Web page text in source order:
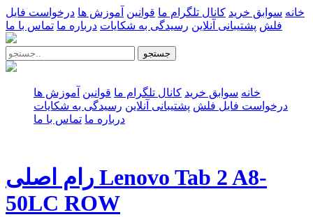
خانه سوابق خرید کانال تلگرام ما قوانین آموزش ها درخواست فایل
فلش پشتیبانی آنلاین رسیدگی به شکایات درباره ما تماس با ما
جستجو
خانه سوابق خرید کانال تلگرام ما قوانین آموزش ها
درخواست فایل فلش پشتیبانی آنلاین رسیدگی به شکایات
درباره ما تماس با ما
رام اصلی Lenovo Tab 2 A8-
50LC ROW